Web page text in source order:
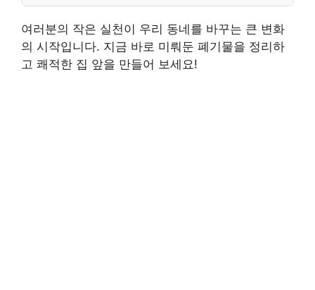
여러분의 작은 실천이 우리 동네를 바꾸는 큰 변화
의 시작입니다. 지금 바로 미뤄둔 폐기물을 정리하
고 쾌적한 집 앞을 만들어 보세요!